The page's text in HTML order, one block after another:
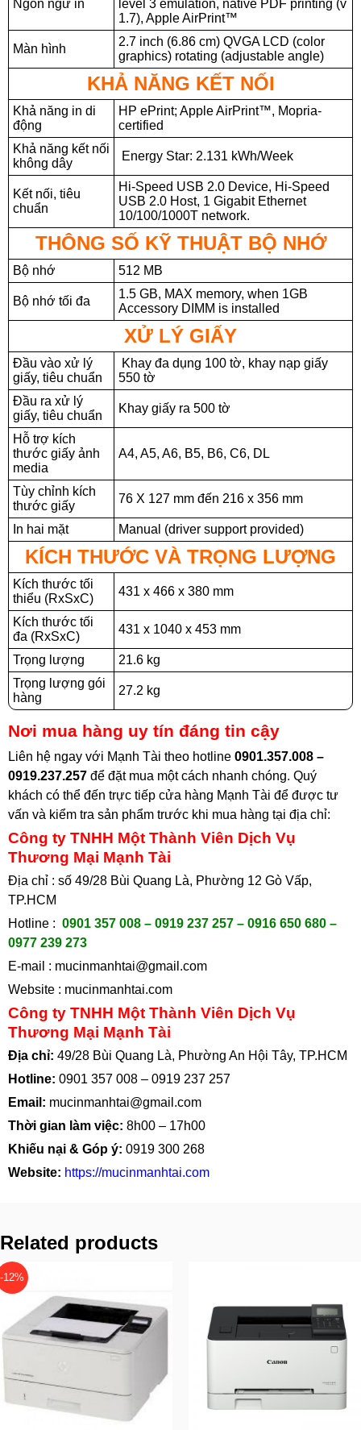
Ngôn ngữ in
level 3 emulation, native PDF printing (v
1.7), Apple AirPrint™
Màn hình
2.7 inch (6.86 cm) QVGA LCD (color
graphics) rotating (adjustable angle)
KHẢ NĂNG KẾT NỐI
Khả năng in di
động
HP ePrint; Apple AirPrint™, Mopria-
certified
Khả năng kết nối
không dây
Energy Star: 2.131 kWh/Week
Kết nối, tiêu
chuẩn
Hi-Speed USB 2.0 Device, Hi-Speed
USB 2.0 Host, 1 Gigabit Ethernet
10/100/1000T network.
THÔNG SỐ KỸ THUẬT BỘ NHỚ
Bộ nhớ 512 MB
Bộ nhớ tối đa
1.5 GB, MAX memory, when 1GB
Accessory DIMM is installed
XỬ LÝ GIẤY
Đầu vào xử lý
giấy, tiêu chuẩn
Khay đa dụng 100 tờ, khay nạp giấy
550 tờ
Đầu ra xử lý
giấy, tiêu chuẩn
Khay giấy ra 500 tờ
Hỗ trợ kích
thước giấy ảnh
media
A4, A5, A6, B5, B6, C6, DL
Tùy chỉnh kích
thước giấy
76 X 127 mm đến 216 x 356 mm
In hai mặt Manual (driver support provided)
KÍCH THƯỚC VÀ TRỌNG LƯỢNG
Kích thước tối
thiểu (RxSxC)
431 x 466 x 380 mm
Kích thước tối
đa (RxSxC)
431 x 1040 x 453 mm
Trọng lượng
21.6 kg
Trọng lượng gói
hàng
27.2 kg
Nơi mua hàng uy tín đáng tin cậy
Liên hệ ngay với Mạnh Tài theo hotline 0901.357.008 –
0919.237.257 để đặt mua một cách nhanh chóng. Quý
khách có thể đến trực tiếp cửa hàng Mạnh Tài để được tư
vấn và kiểm tra sản phẩm trước khi mua hàng tại địa chỉ:
Công ty TNHH Một Thành Viên Dịch Vụ
Thương Mại Mạnh Tài
Địa chỉ : số 49/28 Bùi Quang Là, Phường 12 Gò Vấp,
TP.HCM
Hotline : 0901 357 008 – 0919 237 257 – 0916 650 680 –
0977 239 273
E-mail : mucinmanhtai@gmail.com
Website : mucinmanhtai.com
Công ty TNHH Một Thành Viên Dịch Vụ
Thương Mại Mạnh Tài
Địa chỉ: 49/28 Bùi Quang Là, Phường An Hội Tây, TP.HCM
Hotline: 0901 357 008 – 0919 237 257
Email: mucinmanhtai@gmail.com
Thời gian làm việc: 8h00 – 17h00
Khiếu nại & Góp ý: 0919 300 268
Website: https://mucinmanhtai.com
Related products
-12%